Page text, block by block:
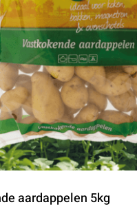
aardappelen 5kg